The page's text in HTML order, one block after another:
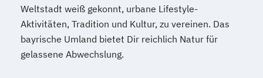
Weltstadt weiß gekonnt, urbane Lifestyle-
Aktivitäten, Tradition und Kultur, zu vereinen. Das
bayrische Umland bietet Dir reichlich Natur für
gelassene Abwechslung.